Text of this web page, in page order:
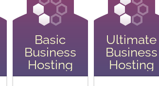
Basic
Business
Hosting
Ultimate
Business
Hosting